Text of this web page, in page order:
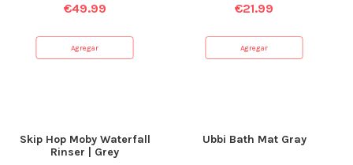
€49.99
Agregar
€21.99
Agregar
Skip Hop Moby Waterfall
Rinser | Grey
Ubbi Bath Mat Gray